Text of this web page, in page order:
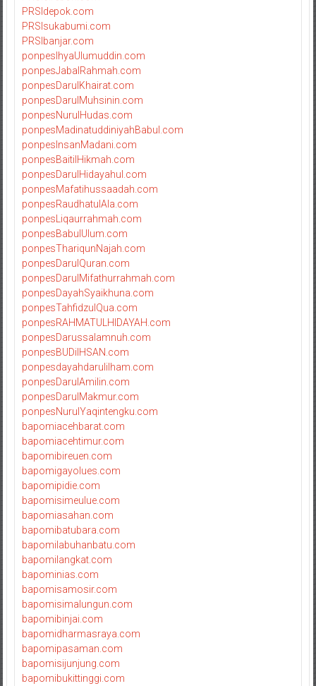
PRSIdepok.com
PRSIsukabumi.com
PRSIbanjar.com
ponpesIhyaUlumuddin.com
ponpesJabalRahmah.com
ponpesDarulKhairat.com
ponpesDarulMuhsinin.com
ponpesNurulHudas.com
ponpesMadinatuddiniyahBabul.com
ponpesInsanMadani.com
ponpesBaitilHikmah.com
ponpesDarulHidayahul.com
ponpesMafatihussaadah.com
ponpesRaudhatulAla.com
ponpesLiqaurrahmah.com
ponpesBabulUlum.com
ponpesThariqunNajah.com
ponpesDarulQuran.com
ponpesDarulMifathurrahmah.com
ponpesDayahSyaikhuna.com
ponpesTahfidzulQua.com
ponpesRAHMATULHIDAYAH.com
ponpesDarussalamnuh.com
ponpesBUDiIHSAN.com
ponpesdayahdarulilham.com
ponpesDarulAmilin.com
ponpesDarulMakmur.com
ponpesNurulYaqintengku.com
bapomiacehbarat.com
bapomiacehtimur.com
bapomibireuen.com
bapomigayolues.com
bapomipidie.com
bapomisimeulue.com
bapomiasahan.com
bapomibatubara.com
bapomilabuhanbatu.com
bapomilangkat.com
bapominias.com
bapomisamosir.com
bapomisimalungun.com
bapomibinjai.com
bapomidharmasraya.com
bapomipasaman.com
bapomisijunjung.com
bapomibukittinggi.com